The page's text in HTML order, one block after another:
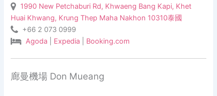
1990 New Petchaburi Rd, Khwaeng Bang Kapi, Khet
Huai Khwang, Krung Thep Maha Nakhon 10310泰國
+66 2 073 0999
Agoda
Expedia Booking.com
廊曼機場 Don Mueang